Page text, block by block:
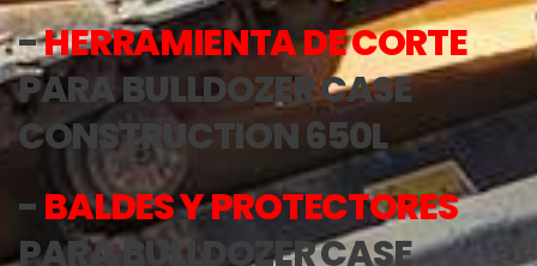
-HERRAMIENTA DE CORTE
PARA BULLDOZER CASE
CONSTRUCTION 650L
-BALDES Y PROTECTORES
PARA BULLDOZER CASE